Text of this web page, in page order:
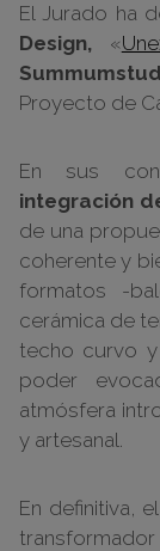
El Jurado ha
Design, «
Proyecto de
En sus
integración
de una
coherente y
formatos -
cerámica de
techo curvo
poder
atmósfera
y artesanal.
En definitiva,